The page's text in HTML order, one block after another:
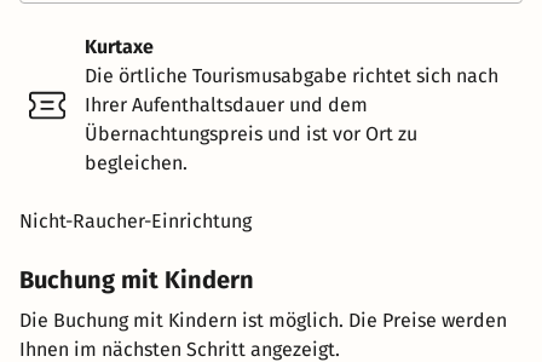
Kurtaxe
Die örtliche Tourismusabgabe richtet sich nach
Ihrer Aufenthaltsdauer und dem
Übernachtungspreis und ist vor Ort zu
begleichen.
Nicht-Raucher-Einrichtung
Buchung mit Kindern
Die Buchung mit Kindern ist möglich. Die Preise werden
Ihnen im nächsten Schritt angezeigt.